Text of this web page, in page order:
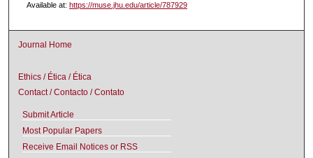
Available at: https://muse.jhu.edu/article/787929
Journal Home
Ethics / Ética / Ética
Contact / Contacto / Contato
Submit Article
Most Popular Papers
Receive Email Notices or RSS